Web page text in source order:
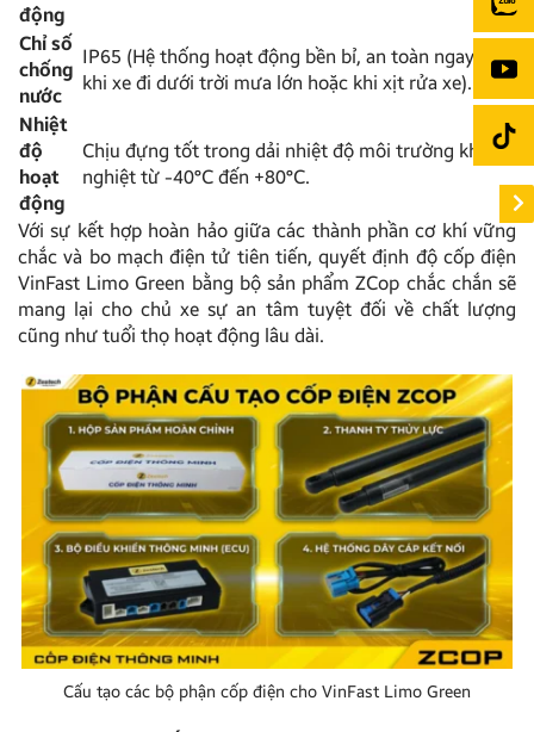
động
Chỉ số
chống
nước
IP65 (Hệ thống hoạt động bền bỉ, an toàn ngay cả
khi xe đi dưới trời mưa lớn hoặc khi xịt rửa xe).
Nhiệt
độ
hoạt
động
Chịu đựng tốt trong dải nhiệt độ môi trường khắc
nghiệt từ -40°C đến +80°C.
Với sự kết hợp hoàn hảo giữa các thành phần cơ khí vững
chắc và bo mạch điện tử tiên tiến, quyết định độ cốp điện
VinFast Limo Green bằng bộ sản phẩm ZCop chắc chắn sẽ
mang lại cho chủ xe sự an tâm tuyệt đối về chất lượng
cũng như tuổi thọ hoạt động lâu dài.
Cấu tạo các bộ phận cốp điện cho VinFast Limo Green